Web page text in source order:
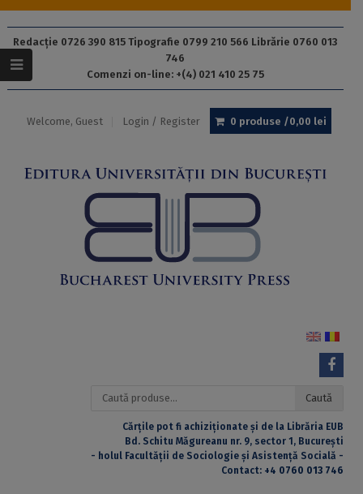
Redacție 0726 390 815 Tipografie 0799 210 566 Librărie 0760 013
746
Comenzi on-line: +(4) 021 410 25 75
Welcome, Guest Login / Register 0 produse /0,00 lei
Caută
Caută
Cărțile pot fi achiziționate și de la Librăria EUB
Bd. Schitu Măgureanu nr. 9, sector 1, București
- holul Facultății de Sociologie și Asistență Socială -
Contact: +4 0760 013 746